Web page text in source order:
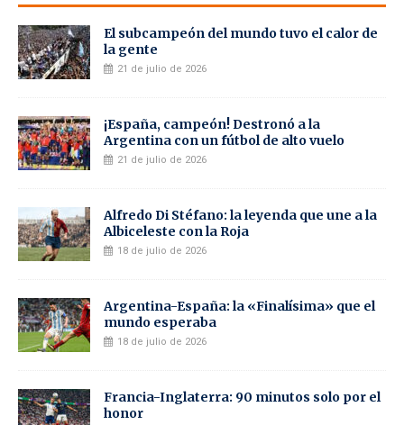
El subcampeón del mundo tuvo el calor de
la gente
21 de julio de 2026
¡España, campeón! Destronó a la
Argentina con un fútbol de alto vuelo
21 de julio de 2026
Alfredo Di Stéfano: la leyenda que une a la
Albiceleste con la Roja
18 de julio de 2026
Argentina-España: la «Finalísima» que el
mundo esperaba
18 de julio de 2026
Francia-Inglaterra: 90 minutos solo por el
honor